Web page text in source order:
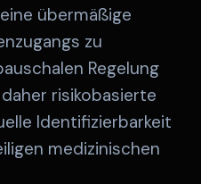
übermäßige
zu
Regelung
risikobasierte
Identifizierbarkeit
medizinischen